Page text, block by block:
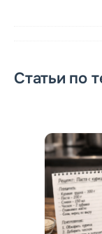
Статьи по